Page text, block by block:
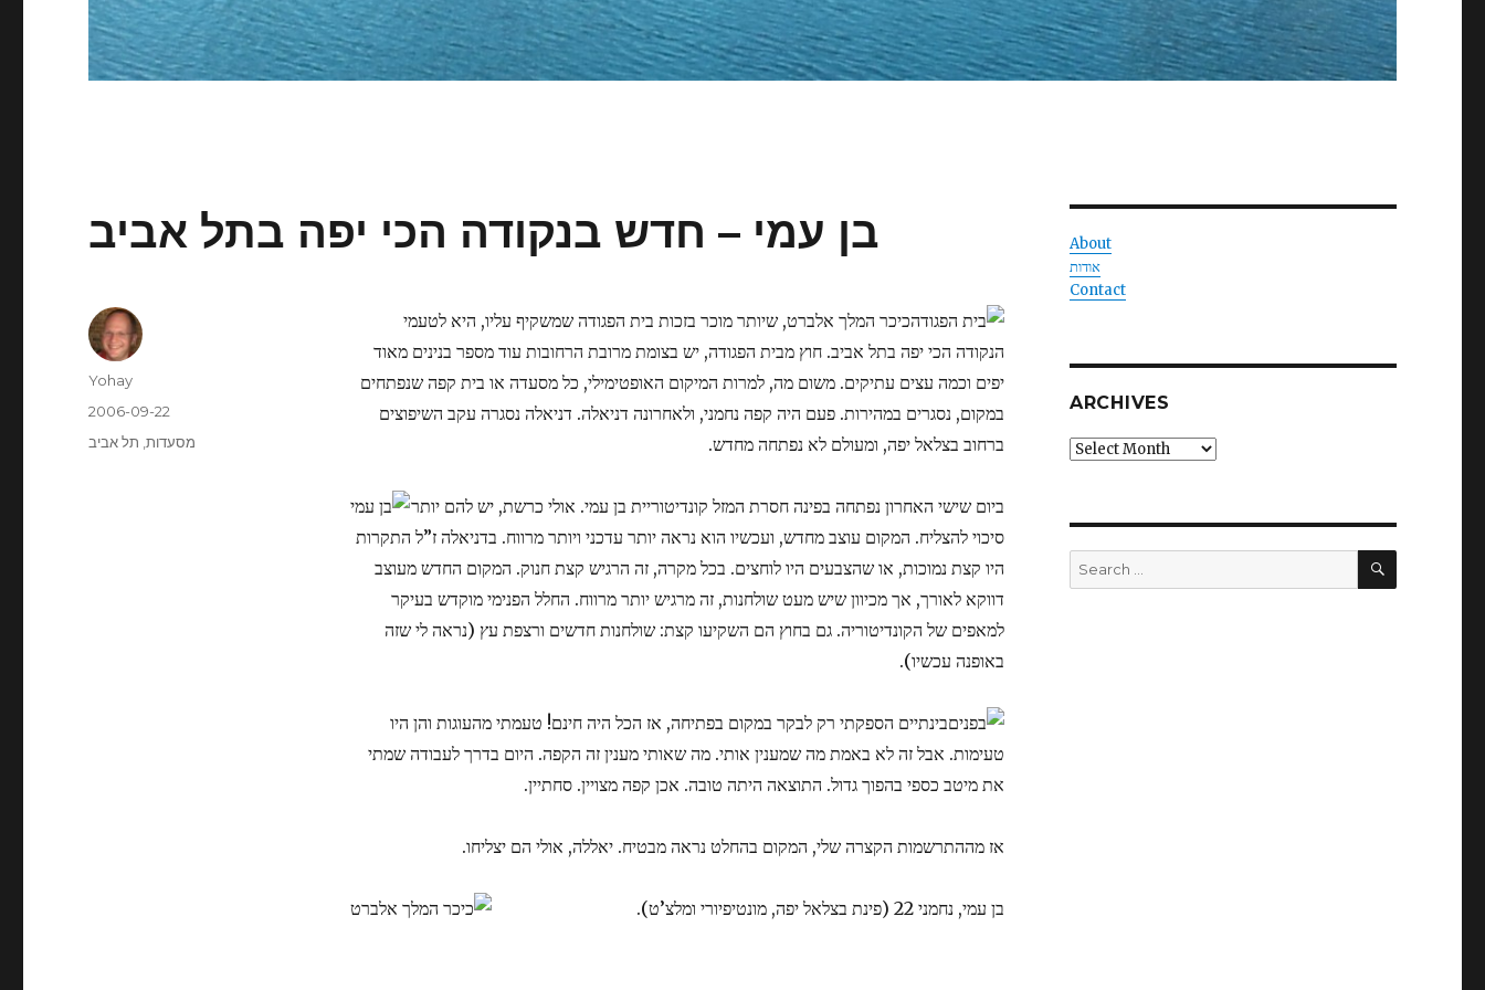
בן עמי – חדש בנקודה הכי יפה בתל אביב
כיכר המלך אלברט, שיותר מוכר בזכות בית הפגודה שמשקיף עליו, היא לטעמי
הנקודה הכי יפה בתל אביב. חוץ מבית הפגודה, יש בצומת מרובת הרחובות עוד מספר בנינים מאוד
יפים וכמה עצים עתיקים. משום מה, למרות המיקום האופטימילי, כל מסעדה או בית קפה שנפתחים
במקום, נסגרים במהירות. פעם היה קפה נחמני, ולאחרונה דניאלה. דניאלה נסגרה עקב השיפוצים
ברחוב בצלאל יפה, ומעולם לא נפתחה מחדש.
ביום שישי האחרון נפתחה בפינה חסרת המזל קונדיטוריית בן עמי. אולי כרשת, יש להם יותר
סיכוי להצליח. המקום עוצב מחדש, ועכשיו הוא נראה יותר עדכני ויותר מרווח. בדניאלה ז”ל התקרות
היו קצת נמוכות, או שהצבעים היו לוחצים. בכל מקרה, זה הרגיש קצת חנוק. המקום החדש מעוצב
דווקא לאורך, אך מכיוון שיש מעט שולחנות, זה מרגיש יותר מרווח. החלל הפנימי מוקדש בעיקר
למאפים של הקונדיטוריה. גם בחוץ הם השקיעו קצת: שולחנות חדשים ורצפת עץ (נראה לי שזה
באופנה עכשיו).
בינתיים הספקתי רק לבקר במקום בפתיחה, אז הכל היה חינם! טעמתי מהעוגות והן היו
טעימות. אבל זה לא באמת מה שמענין אותי. מה שאותי מענין זה הקפה. היום בדרך לעבודה שמתי
את מיטב כספי בהפוך גדול. התוצאה היתה טובה. אכן קפה מצויין. סחתיין.
אז מההתרשמות הקצרה שלי, המקום בהחלט נראה מבטיח. יאללה, אולי הם יצליחו.
בן עמי, נחמני 22 (פינת בצלאל יפה, מונטיפיורי ומלצ’ט).
Author
Yohay
Posted
2006-09-22
Categoriesמסעדות, תל אביב
About
אודות
Contact
ARCHIVES
Archives
Search
for:
SEARCH